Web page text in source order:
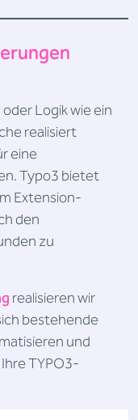
Logik wie ein
realisiert
eine
Typo3 bietet
Extension-
den
zu
realisieren wir
bestehende
und
TYPO3-